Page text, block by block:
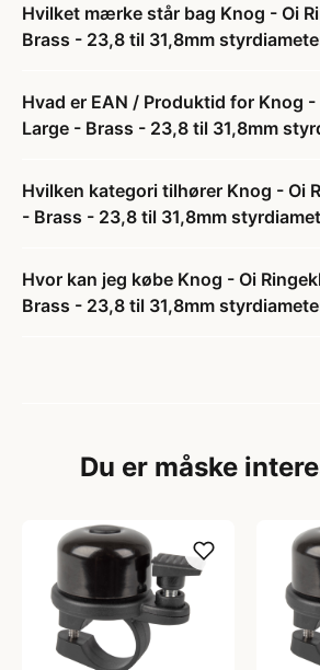
Hvilket mærke står bag Knog - Oi
Brass - 23,8 til 31,8mm
Hvad er EAN / Produktid for Knog -
Large - Brass - 23,8 til 31,8mm
Hvilken kategori tilhører Knog - Oi
- Brass - 23,8 til 31,8mm
Hvor kan jeg købe Knog - Oi
Brass - 23,8 til 31,8mm
Du er måske